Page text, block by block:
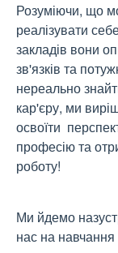
Розуміючи, що
реалізувати
закладів вони
зв'язків та
нереально
кар'єру, ми
освоїти
професію та
роботу!
Ми йдемо
нас на навчання